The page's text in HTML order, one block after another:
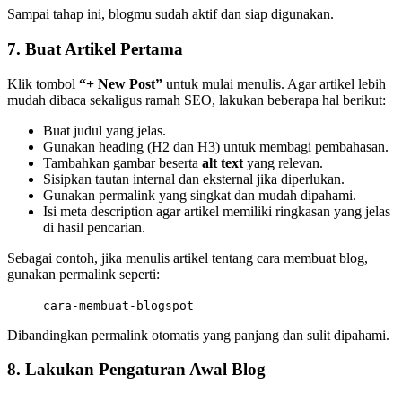
Sampai tahap ini, blogmu sudah aktif dan siap digunakan.
7. Buat Artikel Pertama
Klik tombol “+ New Post” untuk mulai menulis. Agar artikel lebih
mudah dibaca sekaligus ramah SEO, lakukan beberapa hal berikut:
Buat judul yang jelas.
Gunakan heading (H2 dan H3) untuk membagi pembahasan.
Tambahkan gambar beserta alt text yang relevan.
Sisipkan tautan internal dan eksternal jika diperlukan.
Gunakan permalink yang singkat dan mudah dipahami.
Isi meta description agar artikel memiliki ringkasan yang jelas
di hasil pencarian.
Sebagai contoh, jika menulis artikel tentang cara membuat blog,
gunakan permalink seperti:
cara-membuat-blogspot
Dibandingkan permalink otomatis yang panjang dan sulit dipahami.
8. Lakukan Pengaturan Awal Blog